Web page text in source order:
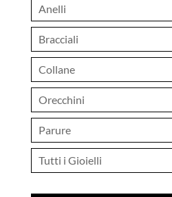
Anelli
Bracciali
Collane
Orecchini
Parure
Tutti i Gioielli